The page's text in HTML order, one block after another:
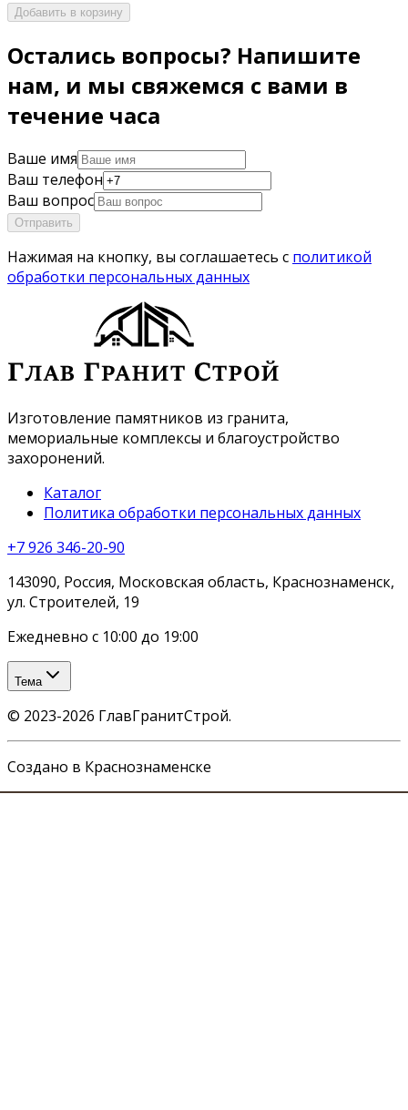
Добавить в корзину
Остались вопросы? Напишите
нам, и мы свяжемся с вами в
течение часа
Ваше имя
Ваш телефон
Ваш вопрос
Отправить
Нажимая на кнопку, вы соглашаетесь с политикой
обработки персональных данных
Изготовление памятников из гранита,
мемориальные комплексы и благоустройство
захоронений.
Каталог
Политика обработки персональных данных
+7 926 346-20-90
143090, Россия, Московская область, Краснознаменск,
ул. Строителей, 19
Ежедневно с 10:00 до 19:00
Тема
© 2023-2026 ГлавГранитСтрой.
Создано в Краснознаменске